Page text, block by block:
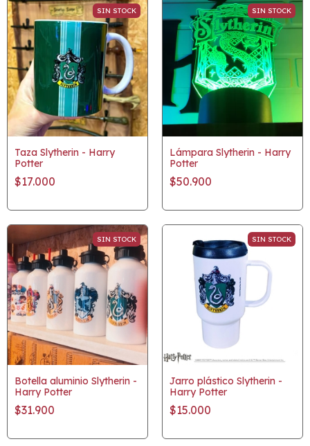
SIN STOCK
Taza Slytherin - Harry
Potter
$17.000
SIN STOCK
Lámpara Slytherin - Harry
Potter
$50.900
SIN STOCK
Botella aluminio Slytherin -
Harry Potter
$31.900
SIN STOCK
Jarro plástico Slytherin -
Harry Potter
$15.000